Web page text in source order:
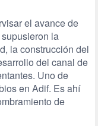
el avance de
la
la construcción del
del canal de
Uno de
en Adif. Es ahí
de